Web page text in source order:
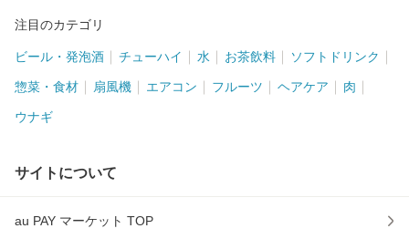
注目のカテゴリ
ビール・発泡酒 チューハイ 水 お茶飲料 ソフトドリンク
惣菜・食材 扇風機 エアコン フルーツ ヘアケア 肉
ウナギ
サイトについて
au PAY マーケット TOP